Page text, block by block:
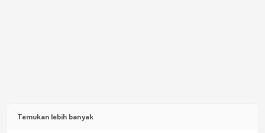
Temukan lebih banyak